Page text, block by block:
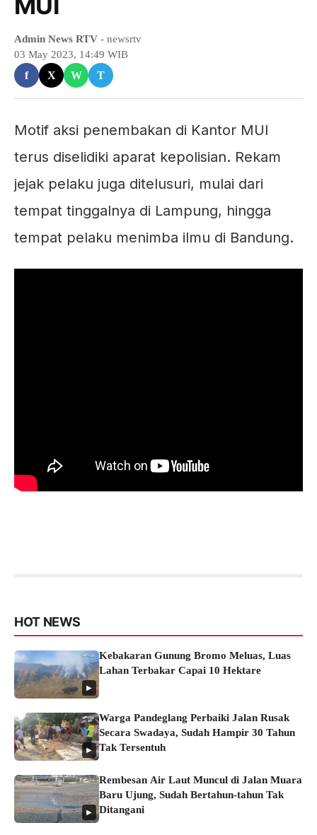
Admin News RTV - newsrtv
03 May 2023, 14:49 WIB
f X W T
Motif aksi penembakan di Kantor MUI
terus diselidiki aparat kepolisian. Rekam
jejak pelaku juga ditelusuri, mulai dari
tempat tinggalnya di Lampung, hingga
tempat pelaku menimba ilmu di Bandung.
HOT NEWS
▶
Kebakaran Gunung Bromo Meluas, Luas
Lahan Terbakar Capai 10 Hektare
▶
Warga Pandeglang Perbaiki Jalan Rusak
Secara Swadaya, Sudah Hampir 30 Tahun
Tak Tersentuh
▶
Rembesan Air Laut Muncul di Jalan Muara
Baru Ujung, Sudah Bertahun-tahun Tak
Ditangani